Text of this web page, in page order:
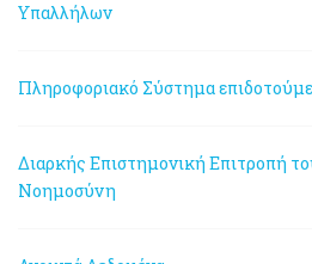
Υπαλλήλων
Πληροφοριακό Σύστημα
Διαρκής Επιστημονική Επιτροπή
Νοημοσύνη